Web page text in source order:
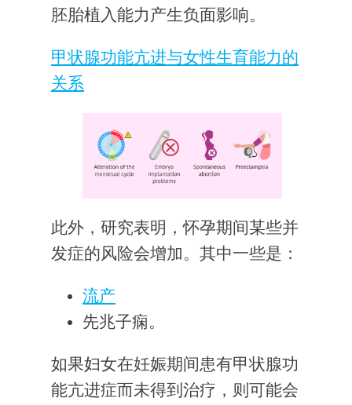
胚胎植入能力产生负面影响。
甲状腺功能亢进与女性生育能力的
关系
此外，研究表明，怀孕期间某些并
发症的风险会增加。其中一些是：
流产
先兆子痫。
如果妇女在妊娠期间患有甲状腺功
能亢进症而未得到治疗，则可能会